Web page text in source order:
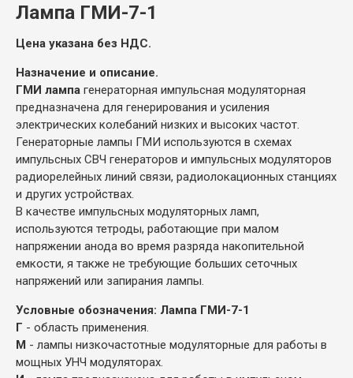
Лампа ГМИ-7-1
Цена указана без НДС.
Назначение и описание.
ГМИ лампа генераторная импульсная модуляторная
предназначена для генерирования и усиления
электрических колебаний низких и высоких частот.
Генераторные лампы ГМИ используются в схемах
импульсных СВЧ генераторов и импульсных модуляторов
радиорелейных линий связи, радиолокационных станциях
и других устройствах.
В качестве импульсных модуляторных ламп,
используются тетроды, работающие при малом
напряжении анода во время разряда накопительной
емкости, я также не требующие больших сеточных
напряжений или запирания лампы.
Условные обозначения: Лампа ГМИ-7-1
Г - область применения.
М - лампы низкочастотные модуляторные для работы в
мощных УНЧ модуляторах.